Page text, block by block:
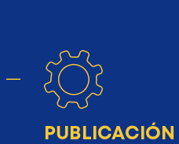
PUBLICACIÓN